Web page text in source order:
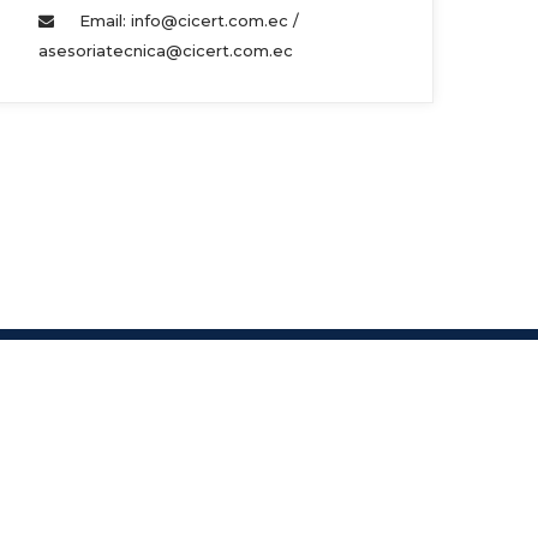
Email: info@cicert.com.ec /
asesoriatecnica@cicert.com.ec